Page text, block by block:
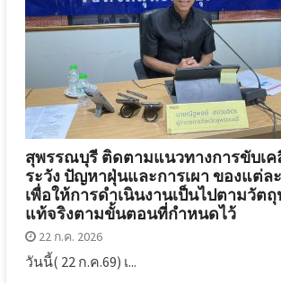
สุพรรณบุรี ติดตามแนวทางการขับเค
ระวัง ปัญหาฝุ่นและการเผา ของแต่ล
เพื่อให้การดำเนินงานเป็นไปตามวัต
แท้จริงตามขั้นตอนที่กำหนดไว้
22 ก.ค. 2026
วันนี้( 22 ก.ค.69) เ...